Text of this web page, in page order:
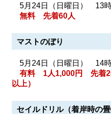
5月24日（日曜日） 13時
無料 先着60人
マストのぼり
5月24日（日曜日） 14時
有料 1人1,000円 先着
以上）
セイルドリル（着岸時の畳